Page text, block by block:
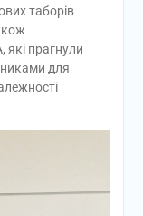
таборів
які прагнули
для